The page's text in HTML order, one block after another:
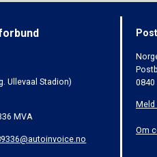
Ullevaal Stadion)
MVA
0840
Meld
Om